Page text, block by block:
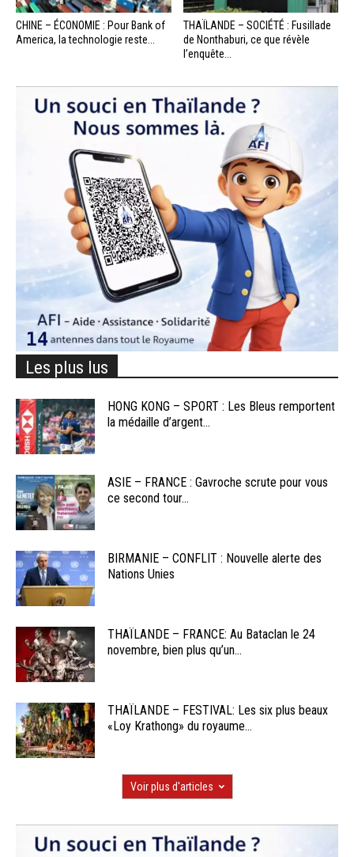
CHINE – ÉCONOMIE : Pour Bank of
America, la technologie reste...
THAÏLANDE – SOCIÉTÉ : Fusillade
de Nonthaburi, ce que révèle
l’enquête...
Les plus lus
HONG KONG – SPORT : Les Bleus remportent
la médaille d’argent...
ASIE – FRANCE : Gavroche scrute pour vous
ce second tour...
BIRMANIE – CONFLIT : Nouvelle alerte des
Nations Unies
THAÏLANDE – FRANCE: Au Bataclan le 24
novembre, bien plus qu’un...
THAÏLANDE – FESTIVAL: Les six plus beaux
«Loy Krathong» du royaume...
Voir plus d'articles